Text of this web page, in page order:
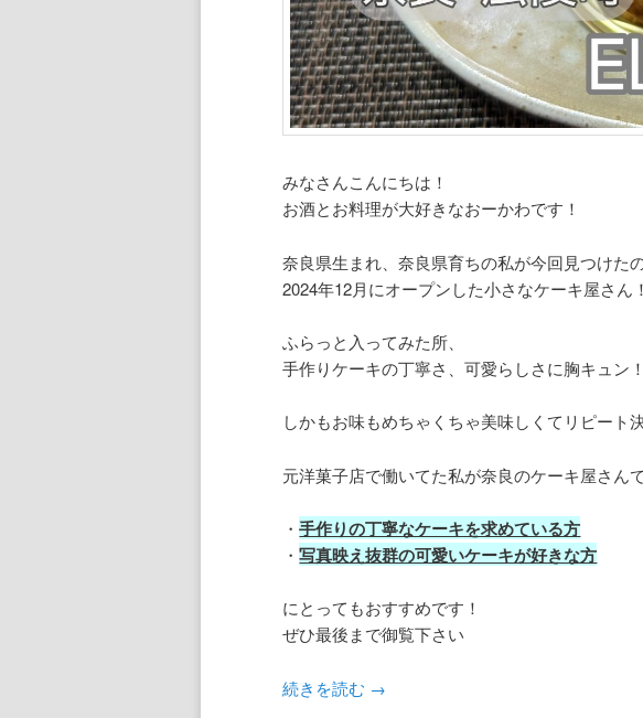
みなさんこんにちは！
お酒とお料理が大好きなおーかわです！
奈良県生まれ、奈良県育ちの私が今回見つけた
2024年12月にオープンした小さなケーキ屋さん！
ふらっと入ってみた所、
手作りケーキの丁寧さ、可愛らしさに胸キュン！
しかもお味もめちゃくちゃ美味しくてリピート
元洋菓子店で働いてた私が奈良のケーキ屋さん
・手作りの丁寧なケーキを求めている方
・写真映え抜群の可愛いケーキが好きな方
にとってもおすすめです！
ぜひ最後まで御覧下さい
続きを読む →